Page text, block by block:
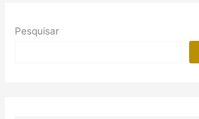
Egito
Pesquisar